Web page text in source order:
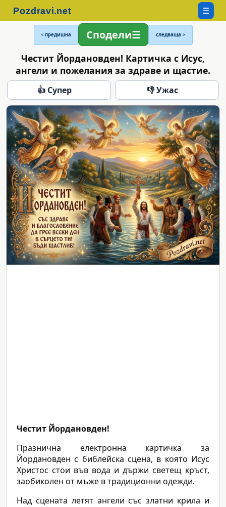
☰
< предишна Сподели следваща >
Честит Йордановден! Картичка с Исус,
ангели и пожелания за здраве и щастие.
👍 Супер 👎 Ужас
Честит Йордановден!
Празнична електронна картичка за
Йордановден с библейска сцена, в която Исус
Христос стои във вода и държи светещ кръст,
заобиколен от мъже в традиционни одежди.
Над сцената летят ангели със златни крила и